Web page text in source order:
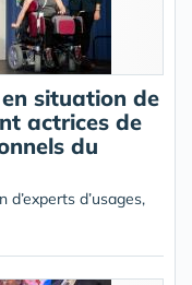
situation de
actrices de
du
d’usages,